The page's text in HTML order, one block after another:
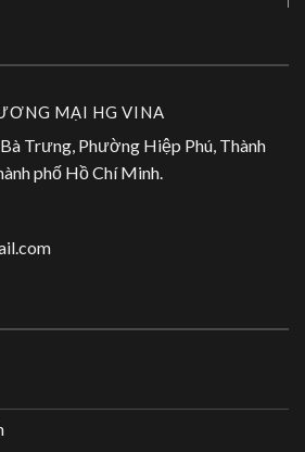
MẠI HG VINA
Trưng, Phường Hiệp Phú, Thành
phố Hồ Chí Minh.